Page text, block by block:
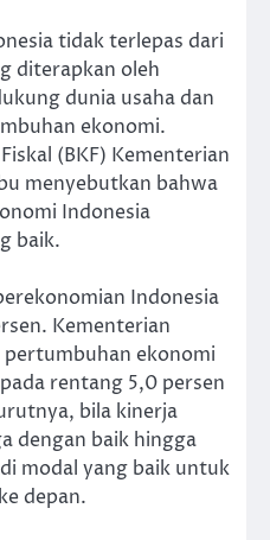
tidak terlepas dari
diterapkan oleh
dunia usaha dan
ekonomi.
(BKF) Kementerian
menyebutkan bahwa
Indonesia
baik.
Indonesia
Kementerian
ekonomi
rentang 5,0 persen
bila kinerja
dengan baik hingga
modal yang baik untuk
depan.